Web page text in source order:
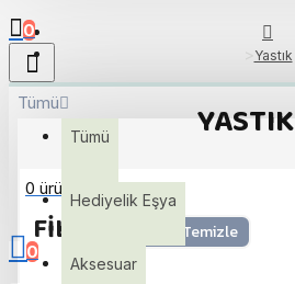
0
Tümü
Tümü
Hediyelik Eşya
Aksesuar
0 ürün - 0,00TL
0
Yastık
YASTIK
FILTRE Seçimi Temizle